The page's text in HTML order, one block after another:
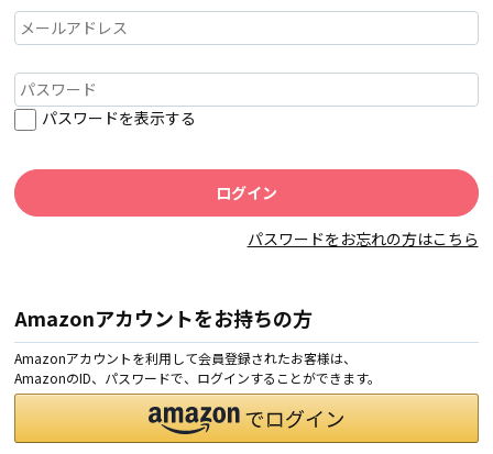
パスワードを表示する
パスワードをお忘れの方はこちら
Amazonアカウントをお持ちの方
Amazonアカウントを利用して会員登録されたお客様は、
AmazonのID、パスワードで、ログインすることができます。